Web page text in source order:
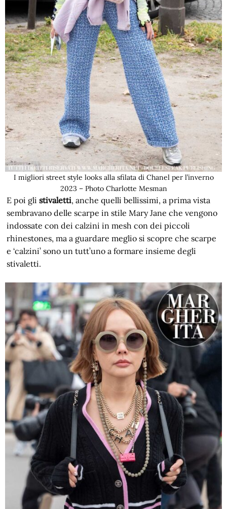
I migliori street style looks alla sfilata di Chanel per l’inverno
2023 – Photo Charlotte Mesman
E poi glistivaletti, anche quelli bellissimi, a prima vista
sembravano delle scarpe in stile Mary Jane che vengono
indossate con dei calzini in mesh con dei piccoli
rhinestones, ma a guardare meglio si scopre che scarpe
e ‘calzini’ sono un tutt’uno a formare insieme degli
stivaletti.